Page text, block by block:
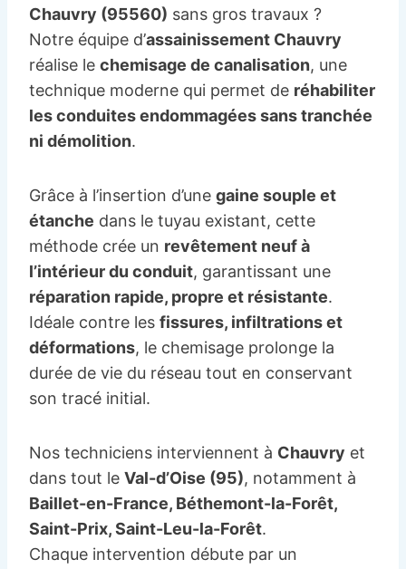
Chauvry (95560) sans gros travaux ?
Notre équipe d’assainissement Chauvry
réalise le chemisage de canalisation, une
technique moderne qui permet de réhabiliter
les conduites endommagées sans tranchée
ni démolition.
Grâce à l’insertion d’une gaine souple et
étanche dans le tuyau existant, cette
méthode crée un revêtement neuf à
l’intérieur du conduit, garantissant une
réparation rapide, propre et résistante.
Idéale contre les fissures, infiltrations et
déformations, le chemisage prolonge la
durée de vie du réseau tout en conservant
son tracé initial.
Nos techniciens interviennent à Chauvry et
dans tout le Val-d’Oise (95), notamment à
Baillet-en-France, Béthemont-la-Forêt,
Saint-Prix, Saint-Leu-la-Forêt.
Chaque intervention débute par un